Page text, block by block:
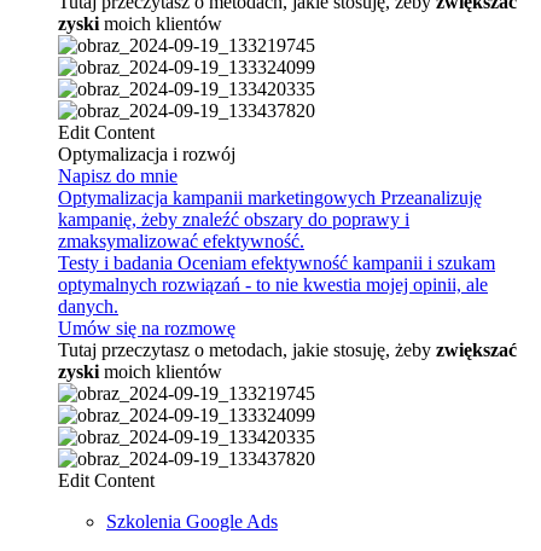
zyski moich klientów
Edit Content
Optymalizacja i rozwój
Napisz do mnie
Optymalizacja kampanii marketingowych Przeanalizuję
kampanię, żeby znaleźć obszary do poprawy i
zmaksymalizować efektywność.
Testy i badania Oceniam efektywność kampanii i szukam
optymalnych rozwiązań - to nie kwestia mojej opinii, ale
danych.
Umów się na rozmowę
Tutaj przeczytasz o metodach, jakie stosuję, żeby zwiększać
zyski moich klientów
Edit Content
Szkolenia Google Ads